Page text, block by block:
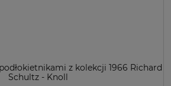
z kolekcji 1966 Richard
Schultz - Knoll